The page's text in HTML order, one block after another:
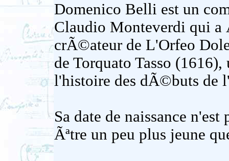
Domenico Belli est un
Claudio Monteverdi qui
crÃ©ateur de L'Orfeo
de Torquato Tasso
l'histoire des dÃ©buts de
Sa date de naissance
Ãªtre un peu plus jeune